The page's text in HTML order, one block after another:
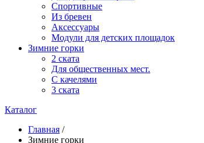
Спортивные
Из бревен
Аксессуары
Модули для детских площадок
Зимние горки
2 ската
Для общественных мест.
С качелями
3 ската
Каталог
Главная /
Зимние горки